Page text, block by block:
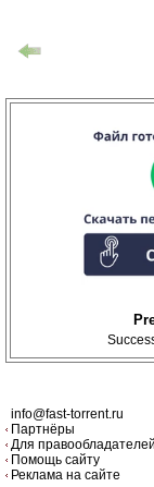
info@fast-torrent.ru
Партнёры
Для правообладателей
Помощь сайту
Реклама на сайте